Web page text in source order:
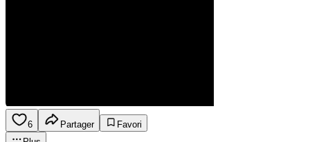
6 Partager
Favori